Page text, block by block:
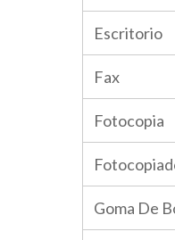
Escritorio
Fax
Fotocopia
Goma De